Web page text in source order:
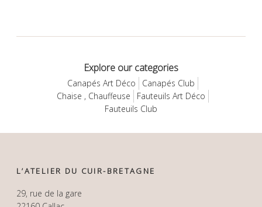
Explore our categories
Canapés Art Déco
Canapés Club
Chaise , Chauffeuse
Fauteuils Art Déco
Fauteuils Club
L’ATELIER DU CUIR-BRETAGNE
29, rue de la gare